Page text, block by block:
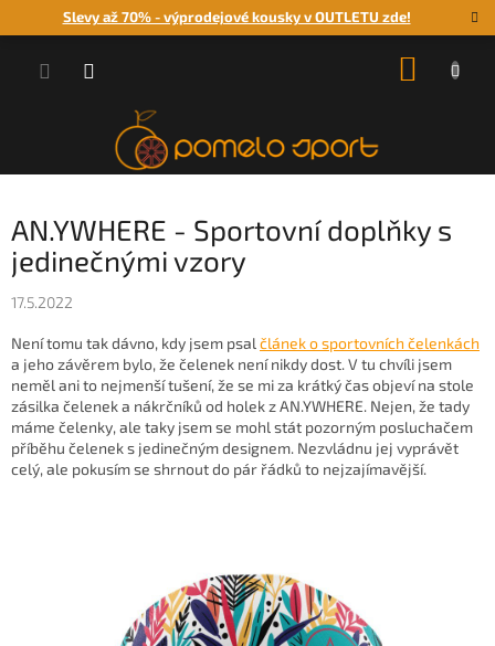
Slevy až 70% - výprodejové kousky v OUTLETU zde!
AN.YWHERE - Sportovní doplňky s
jedinečnými vzory
17.5.2022
Není tomu tak dávno, kdy jsem psalčlánek o sportovních čelenkách
a jeho závěrem bylo, že čelenek není nikdy dost. V tu chvíli jsem
neměl ani to nejmenší tušení, že se mi za krátký čas objeví na stole
zásilka čelenek a nákrčníků od holek z AN.YWHERE. Nejen, že tady
máme čelenky, ale taky jsem se mohl stát pozorným posluchačem
příběhu čelenek s jedinečným designem. Nezvládnu jej vyprávět
celý, ale pokusím se shrnout do pár řádků to nejzajímavější.